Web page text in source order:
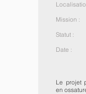
Mission :
Statut :
Date :
Le projet
en